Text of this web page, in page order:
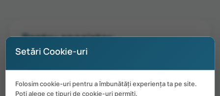
Pentru angajator:
cea mai apropiată cazare de Parcul Național
BryceCanyon. Oferă experiențe occidentale,
Setări Cookie-uri
Folosim cookie-uri pentru a îmbunătăți experiența ta pe site.
Poți alege ce tipuri de cookie-uri permiți.